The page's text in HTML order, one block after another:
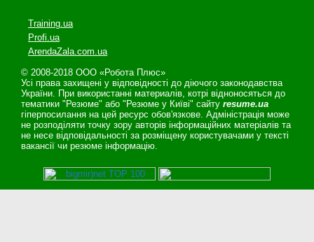
Training.ua
Profi.ua
ArendaZala.com.ua
© 2008-2018 ООО «Робота Плюс»
Усі права захищені у відповідності до діючого законодавства
України. При використанні материалів, котрі відноносяться до
тематики "Резюме" або "Резюме у Київі" сайту resume.ua
гіперпосилання на цей ресурс обов'язкове. Адміністрація може
не розподіляти точку зору авторів інформаційних матеріалів та
не несе відповідальності за розміщену користувачами у тексті
вакансії чи резюме інформацію.